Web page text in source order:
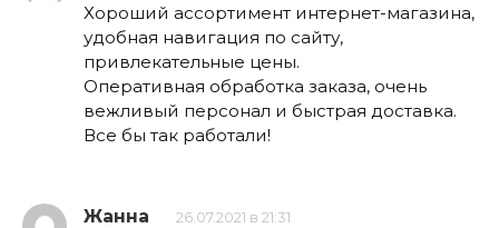
Хороший ассортимент интернет-магазина,
удобная навигация по сайту,
привлекательные цены.
Оперативная обработка заказа, очень
вежливый персонал и быстрая доставка.
Все бы так работали!
Жанна 26.07.2021 в 21:31